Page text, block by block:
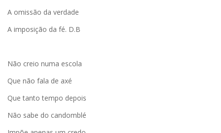
A omissão da verdade
A imposição da fé. D.B
Não creio numa escola
Que não fala de axé
Que tanto tempo depois
Não sabe do candomblé